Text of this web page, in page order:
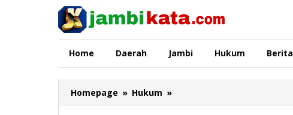
Home Daerah Jambi Hukum Berita
Homepage » Hukum »
Tuntut